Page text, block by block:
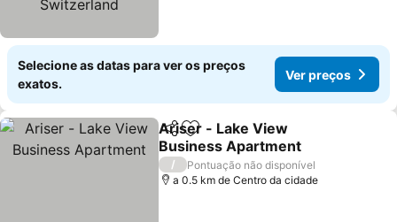
Selecione as datas para ver os preços
exatos.
Ver preços
PartilharAdicionar aos favoritos
Ariser - Lake View
Business Apartment
Ver preços
/
Pontuação não disponível
a 0.5 km de Centro da cidade